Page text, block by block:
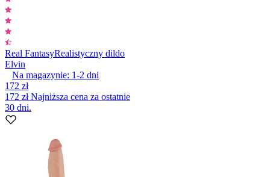
Real FantasyRealistyczny dildo
Elvin
Na magazynie: 1-2 dni
172 zł
172 złNajniższa cena za ostatnie
30 dni.